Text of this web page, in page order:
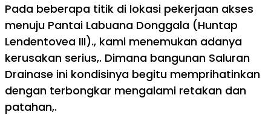
Pada beberapa titik di lokasi pekerjaan akses
menuju Pantai Labuana Donggala (Huntap
Lendentovea III)., kami menemukan adanya
kerusakan serius,. Dimana bangunan Saluran
Drainase ini kondisinya begitu memprihatinkan
dengan terbongkar mengalami retakan dan
patahan,.